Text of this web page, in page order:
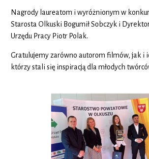
Nagrody laureatom i wyróżnionym w
Starosta Olkuski Bogumił Sobczyk i
Urzędu Pracy Piotr Polak.
Gratulujemy zarówno autorom filmów, jak i
którzy stali się inspiracją dla młodych